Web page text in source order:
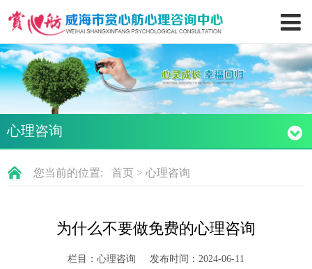
心理咨询
您当前的位置: 首页> 心理咨询
为什么不要做免费的心理咨询
栏目：心理咨询 发布时间：2024-06-11